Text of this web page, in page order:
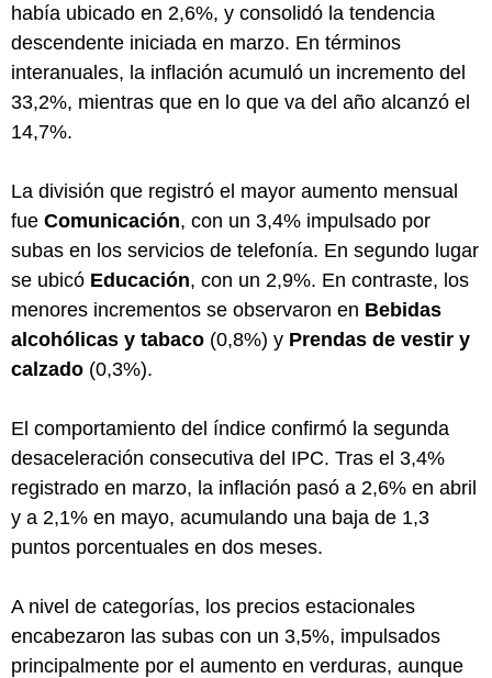
había ubicado en 2,6%, y consolidó la tendencia
descendente iniciada en marzo. En términos
interanuales, la inflación acumuló un incremento del
33,2%, mientras que en lo que va del año alcanzó el
14,7%.
La división que registró el mayor aumento mensual
fue Comunicación, con un 3,4% impulsado por
subas en los servicios de telefonía. En segundo lugar
se ubicó Educación, con un 2,9%. En contraste, los
menores incrementos se observaron en Bebidas
alcohólicas y tabaco (0,8%) y Prendas de vestir y
calzado (0,3%).
El comportamiento del índice confirmó la segunda
desaceleración consecutiva del IPC. Tras el 3,4%
registrado en marzo, la inflación pasó a 2,6% en abril
y a 2,1% en mayo, acumulando una baja de 1,3
puntos porcentuales en dos meses.
A nivel de categorías, los precios estacionales
encabezaron las subas con un 3,5%, impulsados
principalmente por el aumento en verduras, aunque